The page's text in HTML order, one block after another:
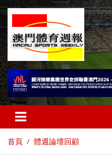
首頁 體週論壇回顧